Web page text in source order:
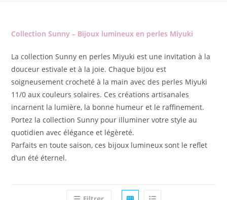
Collection Sunny – Bijoux lumineux en perles Miyuki
La collection Sunny en perles Miyuki est une invitation à la
douceur estivale et à la joie. Chaque bijou est
soigneusement crocheté à la main avec des perles Miyuki
11/0 aux couleurs solaires. Ces créations artisanales
incarnent la lumière, la bonne humeur et le raffinement.
Portez la collection Sunny pour illuminer votre style au
quotidien avec élégance et légèreté.
Parfaits en toute saison, ces bijoux lumineux sont le reflet
d’un été éternel.